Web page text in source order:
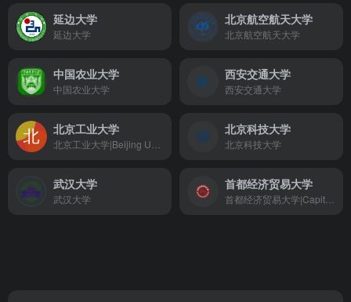
延边大学
延边大学
北京航空航天大学
北京航空航天大学
中国农业大学
中国农业大学
西安交通大学
西安交通大学
北京工业大学 北京科技大学
北京科技大学
武汉大学
武汉大学
首都经济贸易大学